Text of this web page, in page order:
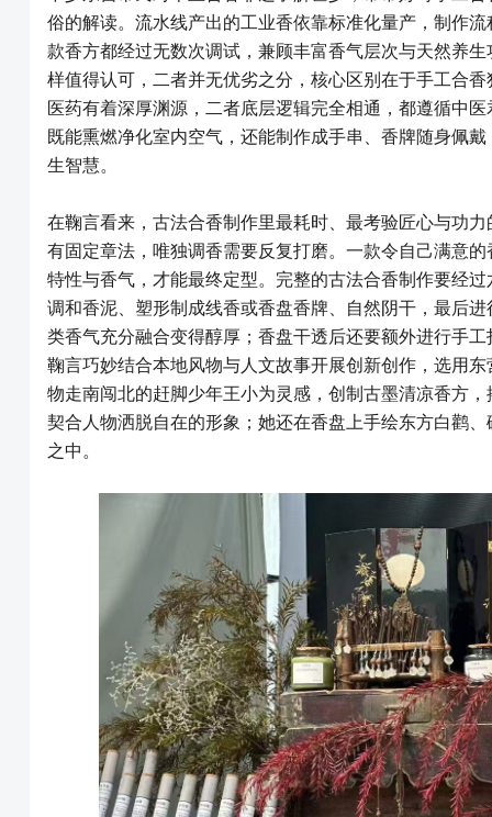
俗的解读。流水线产出的工业香依靠标准化量产，制作
款香方都经过无数次调试，兼顾丰富香气层次与天然养
样值得认可，二者并无优劣之分，核心区别在于手工合
医药有着深厚渊源，二者底层逻辑完全相通，都遵循中
既能熏燃净化室内空气，还能制作成手串、香牌随身佩
生智慧。
在鞠言看来，古法合香制作里最耗时、最考验匠心与功
有固定章法，唯独调香需要反复打磨。一款令自己满意
特性与香气，才能最终定型。完整的古法合香制作要经
调和香泥、塑形制成线香或香盘香牌、自然阴干，最后
类香气充分融合变得醇厚；香盘干透后还要额外进行手
鞠言巧妙结合本地风物与人文故事开展创新创作，选用
物走南闯北的赶脚少年王小为灵感，创制古墨清凉香方
契合人物洒脱自在的形象；她还在香盘上手绘东方白鹳
之中。